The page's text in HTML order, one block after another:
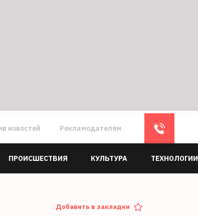
новостей Рекламодателям
ПРОИСШЕСТВИЯ КУЛЬТУРА ТЕХНОЛОГИИ
Добавить в закладки